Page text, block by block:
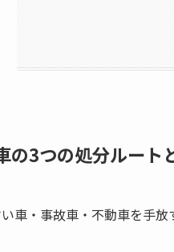
の3つの処分ルート
車・事故車・不動車を手放